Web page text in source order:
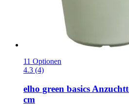
11 Optionen
4.3 (4)
elho green basics
cm